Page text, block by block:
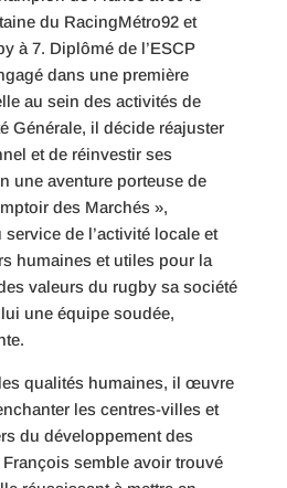
du RacingMétro92 et
à 7. Diplômé de l’ESCP
dans une première
au sein des activités de
Générale, il décide réajuster
et de réinvestir ses
une aventure porteuse de
des Marchés »,
de l’activité locale et
humaines et utiles pour la
valeurs du rugby sa société
une équipe soudée,
qualités humaines, il œuvre
les centres-villes et
du développement des
semble avoir trouvé